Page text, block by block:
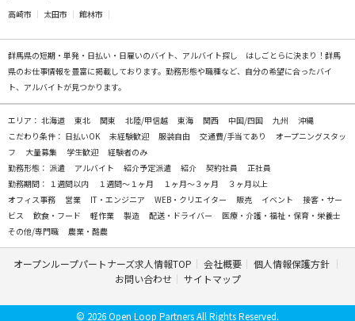
高崎市 太田市 館林市
群馬県の短期・単発・日払い・日雇いのバイト、アルバイト探し
はしごとらに決まり！群馬
県のお仕事情報を豊富に掲載しております。勤務形態や職種など、自分の希望に合ったバイ
ト、アルバイトが見つかります。
エリア： 北海道 東北 関東 北陸/甲信越 東海 関西 中国/四国 九州
沖縄
こだわり条件： 日払いOK 未経験歓迎 服装自由 交通費/手当てあり
オープニングスタッ
フ
大量募集 学生歓迎
経験者のみ
勤務形態： 派遣 アルバイト 紹介予定派遣 紹介 契約社員
正社員
勤務期間： １週間以内 １週間～１ヶ月 １ヶ月～３ヶ月
３ヶ月以上
オフィス事務
営業 IT・エンジニア WEB・クリエイター 販売 イベント
接客・サー
ビス
飲食・フード 軽作業 製造 配送・ドライバー
医療・介護・福祉・保育・栄養士
その他/専門職
農業・酪農
オープンループパートナーズ求人情報TOP 会社概要
個人情報保護方針
お問い合わせ
サイトマップ
© 2026 Open Loop Partners All Rights Reserved.